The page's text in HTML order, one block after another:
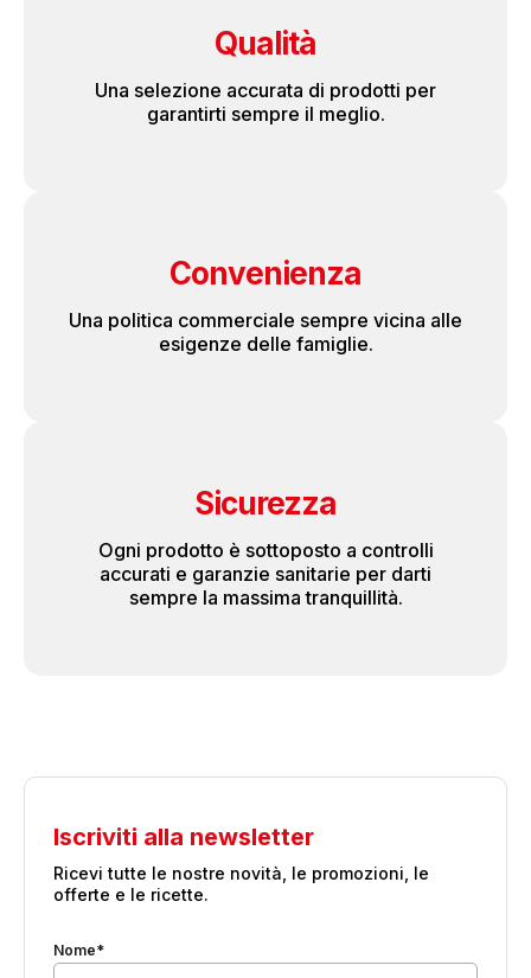
Qualità
Una selezione accurata di prodotti per
garantirti sempre il meglio.
Convenienza
Una politica commerciale sempre vicina alle
esigenze delle famiglie.
Sicurezza
Ogni prodotto è sottoposto a controlli
accurati e garanzie sanitarie per darti
sempre la massima tranquillità.
Iscriviti alla newsletter
Ricevi tutte le nostre novità, le promozioni, le
offerte e le ricette.
Nome*